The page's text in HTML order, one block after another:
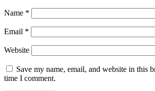
Name *
Email *
Website
Save my name, email, and website in this
time I comment.